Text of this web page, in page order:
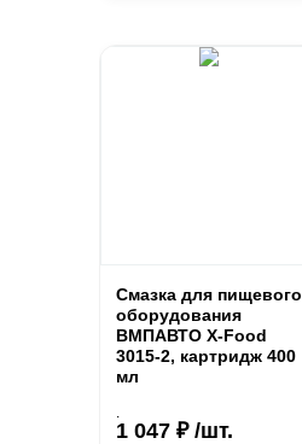
Смазка для пищевого
оборудования
ВМПАВТО X-Food
3015-2, картридж 400
мл
.
1 047 ₽ /шт.